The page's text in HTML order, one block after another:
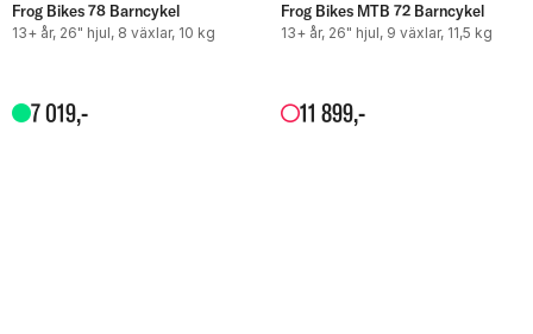
Frog Bikes 78 Barncykel
13+ år, 26" hjul, 8 växlar, 10 kg
7019,-
Frog Bikes MTB 72 Barncykel
13+ år, 26" hjul, 9 växlar, 11,5 kg
11 899,-